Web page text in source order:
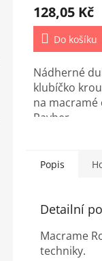
128,05 Kč
Do košíku
Nádherné
klubíčko
na macramé
Rayher.
Popis
Detailní
Macrame
techniky.